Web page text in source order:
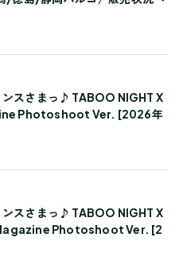
ンスさまっ♪ TABOO NIGHT X
Photoshoot Ver. [2026年
ンスさまっ♪ TABOO NIGHT X
Magazine Photoshoot Ver. [2